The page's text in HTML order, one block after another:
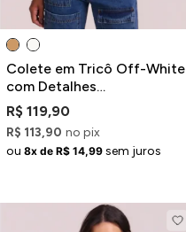
Colete em Tricô Off-White
com Detalhes
Contrastantes e Decote V
R$ 119,90
R$ 113,90 no pix
ou 8x de R$ 14,99 sem juros